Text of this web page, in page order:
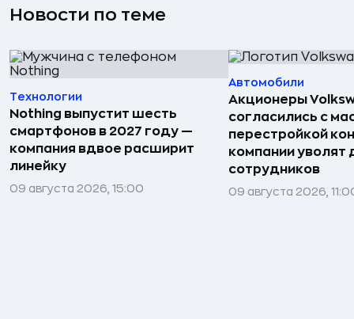
Новости по теме
Технологии
Nothing выпустит шесть
смартфонов в 2027 году —
компания вдвое расширит
линейку
09 августа 2026, 15:00
Автомобили
Акционеры
согласились с
перестройкой
компании уволят
сотрудников
09 августа 2026,